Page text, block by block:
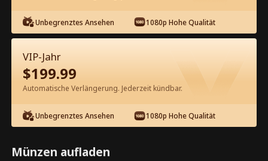
Episode 35 - Nach der Scheidung
wurde meine Ex-Frau zur Milliardärin
Kompletter Film
0-49 50-56
35 36 38 39
Unbegrenztes Ansehen 1080p Hohe Qualität
VIP-Jahr
$199.99
Automatische Verlängerung. Jederzeit kündbar.
Unbegrenztes Ansehen 1080p Hohe Qualität
Münzen aufladen